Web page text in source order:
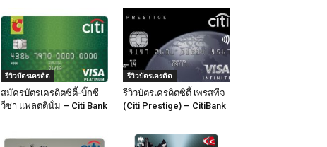
รีวิวบัตรเครดิต
สมัครบัตรเครดิตซิตี้-บิ๊กซี
วีซ่า แพลตตินั่ม – Citi Bank
รีวิวบัตรเครดิต
รีวิวบัตรเครดิตซิตี้ เพรสทีจ
(Citi Prestige) – CitiBank